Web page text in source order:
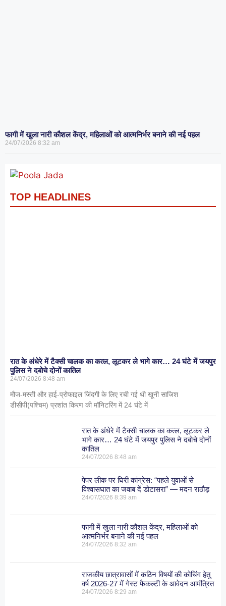
फागी में खुला नारी कौशल केंद्र, महिलाओं को आत्मनिर्भर बनाने की नई पहल
24/07/2026 8:32 am
TOP HEADLINES
रात के अंधेरे में टैक्सी चालक का कत्ल, लूटकर ले भागे कार… 24 घंटे में जयपुर
पुलिस ने दबोचे दोनों कातिल
24/07/2026 8:48 am
मौज-मस्ती और हाई-प्रोफाइल जिंदगी के लिए रची गई थी खूनी साजिश
डीसीपी(पश्चिम) प्रशांत किरण की मॉनिटरिंग में 24 घंटे में
रात के अंधेरे में टैक्सी चालक का कत्ल, लूटकर ले
भागे कार… 24 घंटे में जयपुर पुलिस ने दबोचे दोनों
कातिल
24/07/20268:48 am
पेपर लीक पर घिरी कांग्रेस: “पहले युवाओं से
विश्वासघात का जवाब दें डोटासरा” — मदन राठौड़
24/07/20268:39 am
फागी में खुला नारी कौशल केंद्र, महिलाओं को
आत्मनिर्भर बनाने की नई पहल
24/07/20268:32 am
राजकीय छात्रावासों में कठिन विषयों की कोचिंग हेतु
वर्ष 2026-27 में गेस्ट फैकल्टी के आवेदन आमंत्रित
24/07/20268:29 am